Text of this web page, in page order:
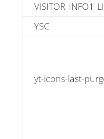
YSC
yt-icons-last-